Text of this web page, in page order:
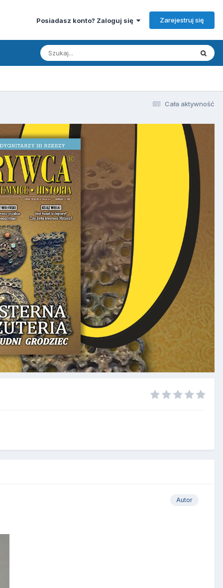
Posiadasz konto? Zaloguj się Zarejestruj się
Cała aktywność
Autor